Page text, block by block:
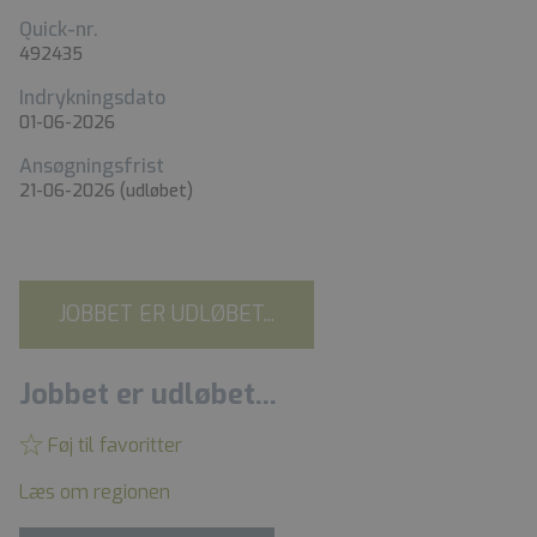
Quick-nr.
492435
Indrykningsdato
01-06-2026
Ansøgningsfrist
21-06-2026 (udløbet)
JOBBET ER UDLØBET...
Jobbet er udløbet...
Føj til favoritter
Læs om regionen